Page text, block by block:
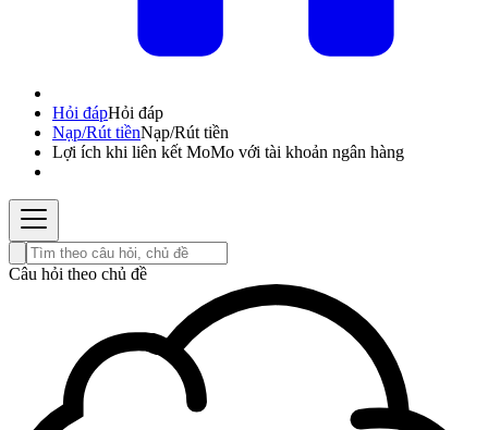
Hỏi đápHỏi đáp
Nạp/Rút tiềnNạp/Rút tiền
Lợi ích khi liên kết MoMo với tài khoản ngân hàng
Câu hỏi theo chủ đề